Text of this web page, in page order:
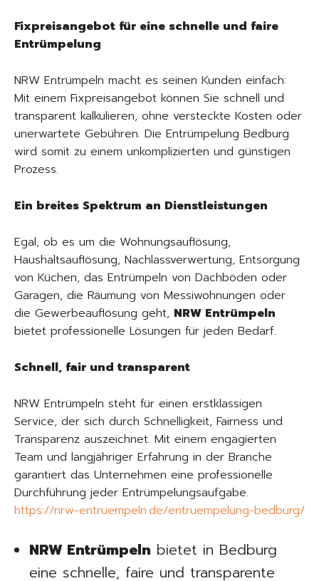
Fixpreisangebot für eine schnelle und faire
Entrümpelung
NRW Entrümpeln macht es seinen Kunden einfach:
Mit einem Fixpreisangebot können Sie schnell und
transparent kalkulieren, ohne versteckte Kosten oder
unerwartete Gebühren. Die Entrümpelung Bedburg
wird somit zu einem unkomplizierten und günstigen
Prozess.
Ein breites Spektrum an Dienstleistungen
Egal, ob es um die Wohnungsauflösung,
Haushaltsauflösung, Nachlassverwertung, Entsorgung
von Küchen, das Entrümpeln von Dachböden oder
Garagen, die Räumung von Messiwohnungen oder
die Gewerbeauflösung geht, NRW Entrümpeln
bietet professionelle Lösungen für jeden Bedarf.
Schnell, fair und transparent
NRW Entrümpeln steht für einen erstklassigen
Service, der sich durch Schnelligkeit, Fairness und
Transparenz auszeichnet. Mit einem engagierten
Team und langjähriger Erfahrung in der Branche
garantiert das Unternehmen eine professionelle
Durchführung jeder Entrümpelungsaufgabe.
https://nrw-entruempeln.de/entruempelung-bedburg/
NRW Entrümpeln bietet in Bedburg
eine schnelle, faire und transparente